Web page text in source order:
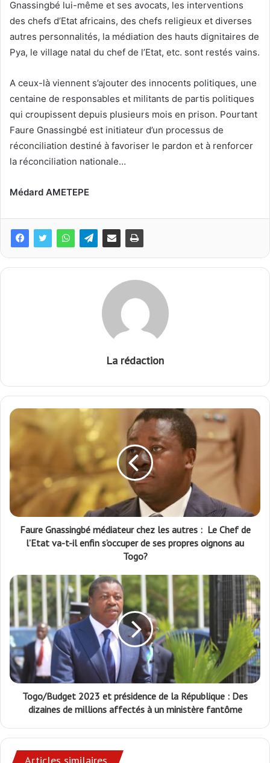
Gnassingbé lui-même et ses avocats, les interventions
des chefs d’Etat africains, des chefs religieux et diverses
autres personnalités, la médiation des hauts dignitaires de
Pya, le village natal du chef de l’Etat, etc. sont restés vains.
A ceux-là viennent s’ajouter des innocents politiques, une
centaine de responsables et militants de partis politiques
qui croupissent depuis plusieurs mois en prison. Pourtant
Faure Gnassingbé est initiateur d’un processus de
réconciliation destiné à favoriser le pardon et à renforcer
la réconciliation nationale…
Médard AMETEPE
La rédaction
Faure Gnassingbé médiateur chez les autres : Le Chef de
l’Etat va-t-il enfin s’occuper de ses propres oignons au
Togo?
Togo/Budget 2023 et présidence de la République : Des
dizaines de millions affectés à un ministère fantôme